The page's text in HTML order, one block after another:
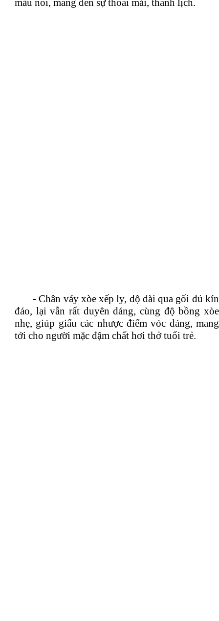
- Chân váy xòe xếp ly, độ dài qua gối đủ kín
đáo, lại vẫn rất duyên dáng, cùng độ bồng xòe
nhẹ, giúp giấu các nhược điểm vóc dáng, mang
tới cho người mặc đậm chất hơi thở tuổi trẻ.